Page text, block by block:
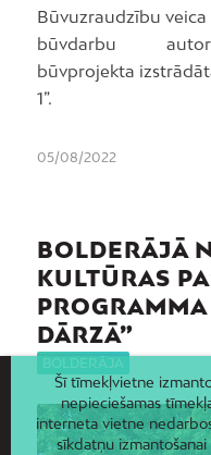
Būvuzraudzību veica
būvdarbu
būvprojekta
1”.
05/08/2022
BOLDERĀJĀ
KULTŪRAS
DĀRZĀ”
BOLDERĀJA
Šī tīmekļvietne
nepieciešamas
interneta vietne
sīkdatņu